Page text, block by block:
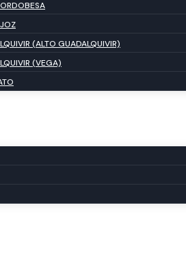
(ALTO GUADALQUIVIR)
(VEGA)